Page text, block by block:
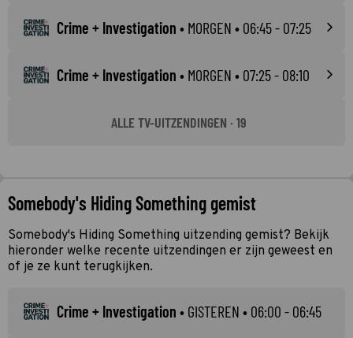
Crime + Investigation • MORGEN • 06:45 - 07:25
Crime + Investigation • MORGEN • 07:25 - 08:10
ALLE TV-UITZENDINGEN · 19
Somebody's Hiding Something gemist
Somebody's Hiding Something uitzending gemist? Bekijk
hieronder welke recente uitzendingen er zijn geweest en
of je ze kunt terugkijken.
Crime + Investigation • GISTEREN • 06:00 - 06:45